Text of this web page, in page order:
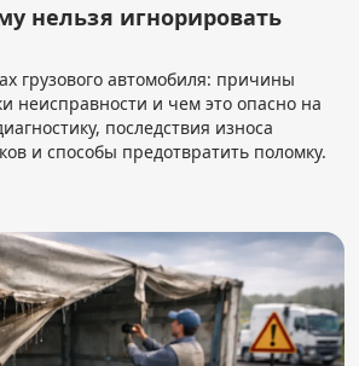
нельзя игнорировать
грузового автомобиля: причины
неисправности и чем это опасно на
последствия износа
и способы предотвратить поломку.